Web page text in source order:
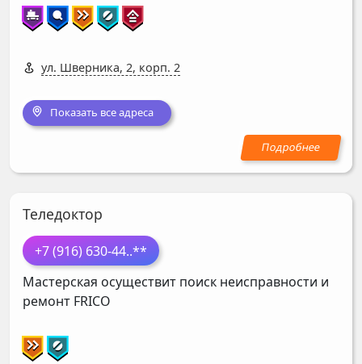
ул. Шверника, 2, корп. 2
Показать все адреса
Теледоктор
+7 (916) 630-44..**
Мастерская осуществит поиск неисправности и
ремонт FRICO